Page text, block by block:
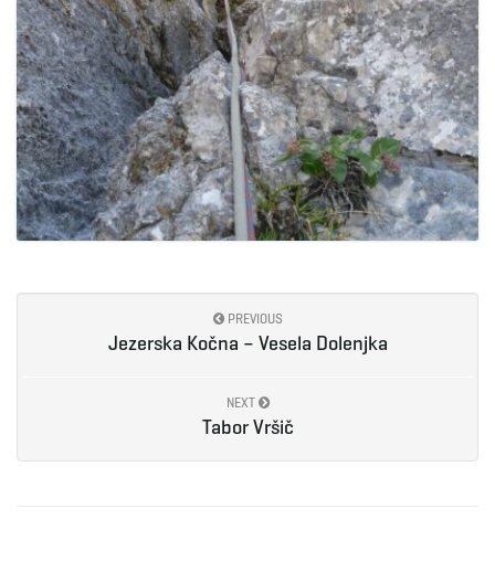
PREVIOUS
Jezerska Kočna – Vesela Dolenjka
NEXT
Tabor Vršič